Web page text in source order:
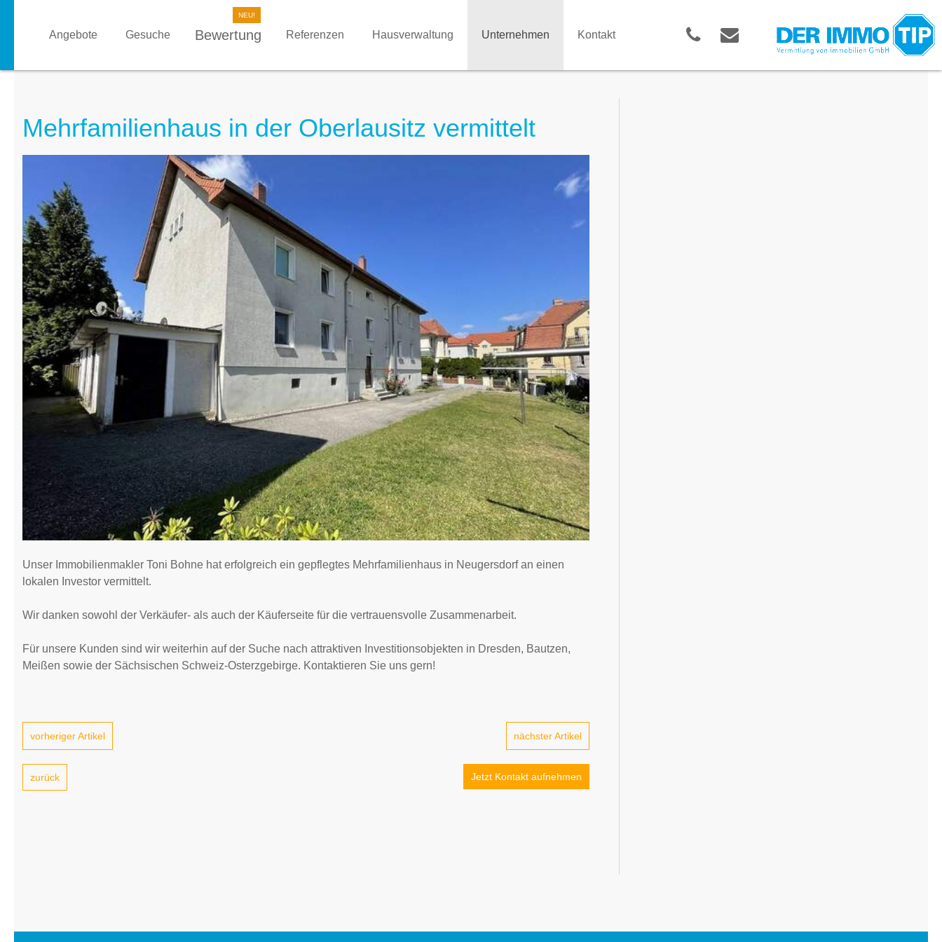
Angebote Gesuche Bewertung Referenzen Hausverwaltung Unternehmen Kontakt
Mehrfamilienhaus in der Oberlausitz vermittelt
Unser Immobilienmakler Toni Bohne hat erfolgreich ein gepflegtes Mehrfamilienhaus in Neugersdorf an einen
lokalen Investor vermittelt.
Wir danken sowohl der Verkäufer- als auch der Käuferseite für die vertrauensvolle Zusammenarbeit.
Für unsere Kunden sind wir weiterhin auf der Suche nach attraktiven Investitionsobjekten in Dresden, Bautzen,
Meißen sowie der Sächsischen Schweiz-Osterzgebirge. Kontaktieren Sie uns gern!
vorheriger Artikel nächster Artikel
zurück Jetzt Kontakt aufnehmen